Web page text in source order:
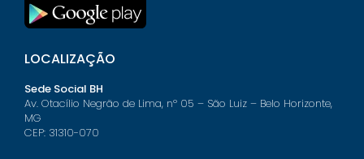
LOCALIZAÇÃO
Sede Social BH
Av. Otacílio Negrão de Lima, nº 05 – São Luiz – Belo Horizonte,
MG
CEP: 31310-070